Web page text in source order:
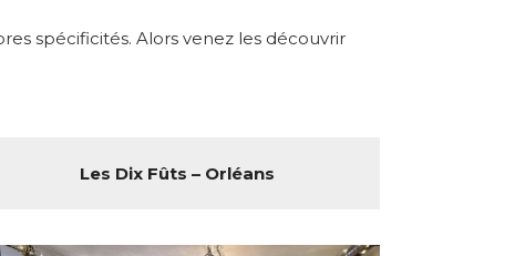
spécificités. Alors venez les découvrir
Les Dix Fûts – Orléans